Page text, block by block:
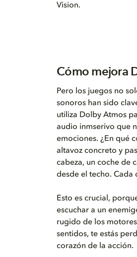
Vision.
Cómo mejora
Pero los juegos no
sonoros han sido
utiliza Dolby Atmos
audio inmserivo que
emociones. ¿En qué
altavoz concreto y
cabeza, un coche de
desde el techo. Cada
Esto es crucial,
escuchar a un
rugido de los
sentidos, te estás
corazón de la acción.